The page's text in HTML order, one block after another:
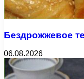
Бездрожжевое
06.08.2026